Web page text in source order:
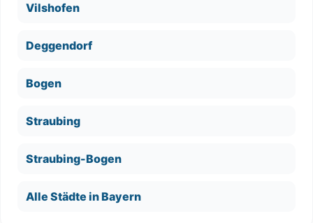
Vilshofen
Deggendorf
Bogen
Straubing
Straubing-Bogen
Alle Städte in Bayern